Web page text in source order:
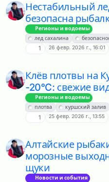
Нестабильный
безопасна
Регионы и водоемы
лед сахалина
1 26 февр. 2026 г., 16:01
Клёв плотвы на
-20°C: свежие
Регионы и водоемы
плотва
куршский залив
1 25 февр. 2026 г., 13:55
Алтайские
морозные
щуки
Новости и события